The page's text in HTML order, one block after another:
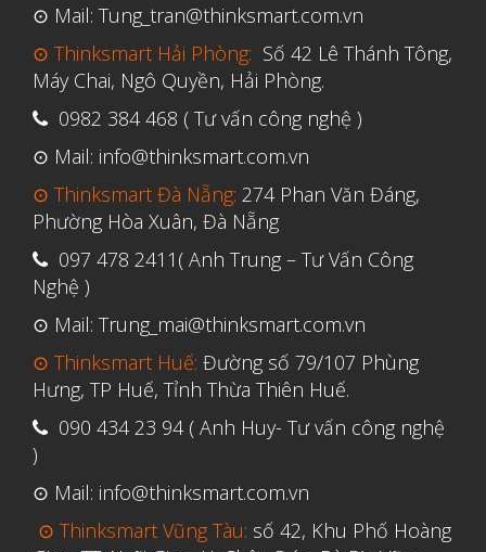
Tháng Tư 2020
Tháng Mười Hai 2019
Tháng Mười Một 2019
Tháng Chín 2019
Tháng Tám 2019
Tháng Bảy 2019
Tháng Sáu 2019
⊙ Mail: Tung_tran@thinksmart.com.vn
⊙ Thinksmart Hải Phòng: Số 42 Lê Thánh Tông,
Máy Chai, Ngô Quyền, Hải Phòng.
0982 384 468 ( Tư vấn công nghệ )
⊙ Mail: info@thinksmart.com.vn
⊙ Thinksmart Đà Nẵng: 274 Phan Văn Đáng,
Phường Hòa Xuân, Đà Nẵng
097 478 2411( Anh Trung – Tư Vấn Công
Nghệ )
⊙ Mail: Trung_mai@thinksmart.com.vn
⊙ Thinksmart Huế: Đường số 79/107 Phùng
Hưng, TP Huế, Tỉnh Thừa Thiên Huế.
090 434 23 94 ( Anh Huy- Tư vấn công nghệ
)
⊙ Mail: info@thinksmart.com.vn
⊙ Thinksmart Vũng Tàu: số 42, Khu Phố Hoàng